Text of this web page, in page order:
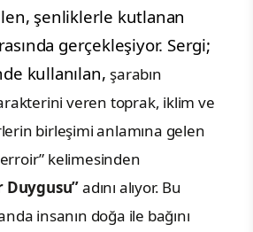
şenliklerle kutlanan
gerçekleşiyor. Sergi;
kullanılan, şarabın
veren toprak, iklim ve
birleşimi anlamına gelen
kelimesinden
Duygusu”adını alıyor. Bu
insanın doğa ile bağını